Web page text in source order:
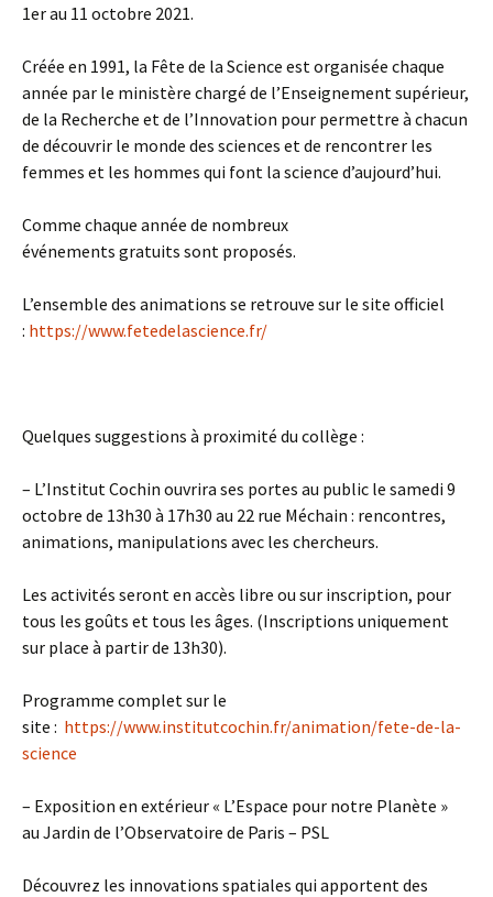
1er au 11 octobre 2021.
Créée en 1991, la Fête de la Science est organisée chaque
année par le ministère chargé de l’Enseignement supérieur,
de la Recherche et de l’Innovation pour permettre à chacun
de découvrir le monde des sciences et de rencontrer les
femmes et les hommes qui font la science d’aujourd’hui.
Comme chaque année de nombreux
événements gratuits sont proposés.
L’ensemble des animations se retrouve sur le site officiel
: https://www.fetedelascience.fr/
Quelques suggestions à proximité du collège :
– L’Institut Cochin ouvrira ses portes au public le samedi 9
octobre de 13h30 à 17h30 au 22 rue Méchain : rencontres,
animations, manipulations avec les chercheurs.
Les activités seront en accès libre ou sur inscription, pour
tous les goûts et tous les âges. (Inscriptions uniquement
sur place à partir de 13h30).
Programme complet sur le
site : https://www.institutcochin.fr/animation/fete-de-la-
science
– Exposition en extérieur « L’Espace pour notre Planète »
au Jardin de l’Observatoire de Paris – PSL
Découvrez les innovations spatiales qui apportent des